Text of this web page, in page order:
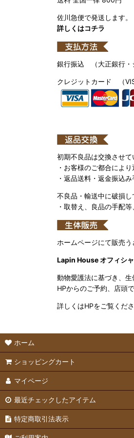
佐川急便で発送します。
詳しくはコチラ
銀行振込 （大正銀行・
クレジットカード （
初期不良品は交換させて
・お客様のご都合によ
・返品送料・返金振込
不良品・輸送中に破損
・取替え、良品の手配
ホームページにて販売う
Lapin House オフィシ
動物愛護法に基づき、生
HPからのご予約、店頭
詳しくはHPをご覧くださ
ホーム
ショッピングカート
マイページ
最近チェックしたアイテム
特定商取引法表示